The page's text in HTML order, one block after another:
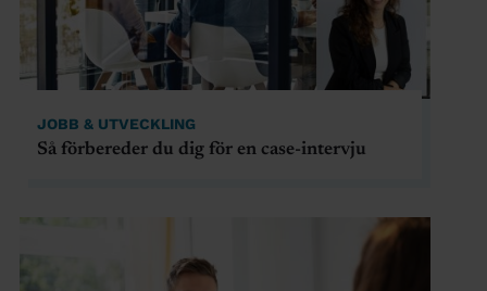
JOBB & UTVECKLING
Så förbereder du dig för en case-intervju